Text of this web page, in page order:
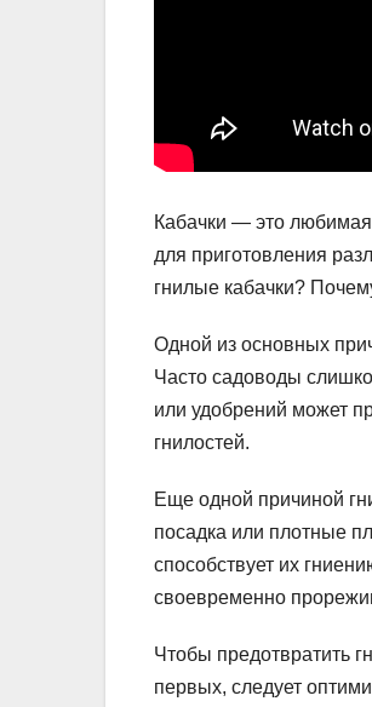
Кабачки — это
для приготовления
гнилые кабачки?
Одной из основных
Часто садоводы
или удобрений может
гнилостей.
Еще одной причиной
посадка или плотные
способствует их
своевременно
Чтобы предотвратить
первых, следует